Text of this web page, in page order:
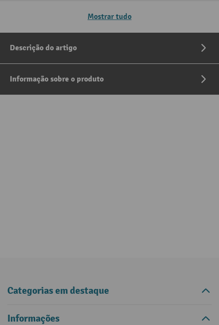
Mostrar tudo
Descrição do artigo
Informação sobre o produto
Categorias em destaque
Informações